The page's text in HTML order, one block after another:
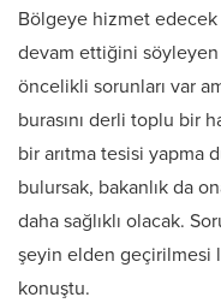
Bölgeye hizmet edecek
devam ettiğini söyleyen
öncelikli sorunları var
burasını derli toplu bir
bir arıtma tesisi yapma
bulursak, bakanlık da
daha sağlıklı olacak.
şeyin elden geçirilmesi
konuştu.